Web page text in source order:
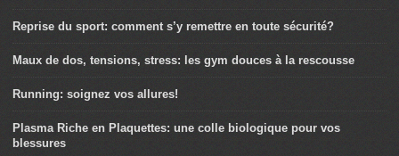
Reprise du sport: comment s’y remettre en toute sécurité?
Maux de dos, tensions, stress: les gym douces à la rescousse
Running: soignez vos allures!
Plasma Riche en Plaquettes: une colle biologique pour vos
blessures